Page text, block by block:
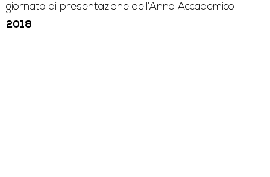
giornata di presentazione dell’Anno Accademico
2018.